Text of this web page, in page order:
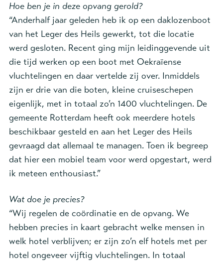
Hoe ben je in deze opvang gerold?
“Anderhalf jaar geleden heb ik op een daklozenboot
van het Leger des Heils gewerkt, tot die locatie
werd gesloten. Recent ging mijn leidinggevende uit
die tijd werken op een boot met Oekraïense
vluchtelingen en daar vertelde zij over. Inmiddels
zijn er drie van die boten, kleine cruiseschepen
eigenlijk, met in totaal zo’n 1400 vluchtelingen. De
gemeente Rotterdam heeft ook meerdere hotels
beschikbaar gesteld en aan het Leger des Heils
gevraagd dat allemaal te managen. Toen ik begreep
dat hier een mobiel team voor werd opgestart, werd
ik meteen enthousiast.”
Wat doe je precies?
“Wij regelen de coördinatie en de opvang. We
hebben precies in kaart gebracht welke mensen in
welk hotel verblijven; er zijn zo’n elf hotels met per
hotel ongeveer vijftig vluchtelingen. In totaal